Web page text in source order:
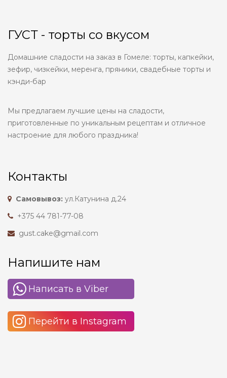
ГУСТ - торты со вкусом
Домашние сладости на заказ в Гомеле: торты, капкейки,
зефир, чизкейки, меренга, пряники, свадебные торты и
кэнди-бар
Мы предлагаем лучшие цены на сладости,
приготовленные по уникальным рецептам и отличное
настроение для любого праздника!
Контакты
Самовывоз: ул.Катунина д.24
+375 44 781-77-08
gust.cake@gmail.com
Напишите нам
Написать в Viber
Перейти в Instagram